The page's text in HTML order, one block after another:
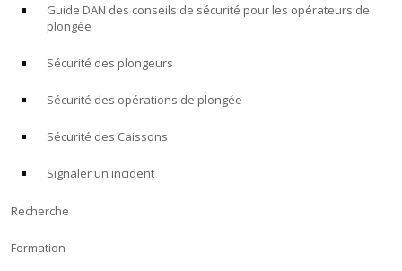
Blog
Guide DAN des conseils de sécurité pour les opérateurs de
plongée
Sécurité des plongeurs
Sécurité des opérations de plongée
Sécurité des Caissons
Signaler un incident
Recherche
Formation